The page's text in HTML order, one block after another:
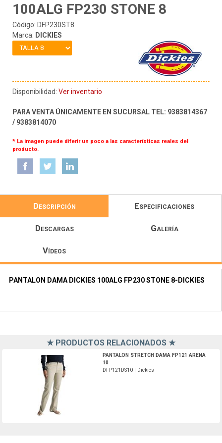
100ALG FP230 STONE 8
Código: DFP230ST8
Marca: DICKIES
Disponibilidad: Ver inventario
PARA VENTA ÚNICAMENTE EN SUCURSAL TEL: 9383814367
/ 9383814070
* La imagen puede diferir un poco a las características reales del
producto.
Descripción Especificaciones
Descargas Galería
Vídeos
PANTALON DAMA DICKIES 100ALG FP230 STONE 8-DICKIES
★ PRODUCTOS RELACIONADOS ★
PANTALON STRETCH DAMA FP121 ARENA
10
DFP121DS10 | Dickies